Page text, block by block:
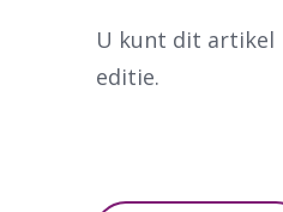
U kunt dit artikel
editie.